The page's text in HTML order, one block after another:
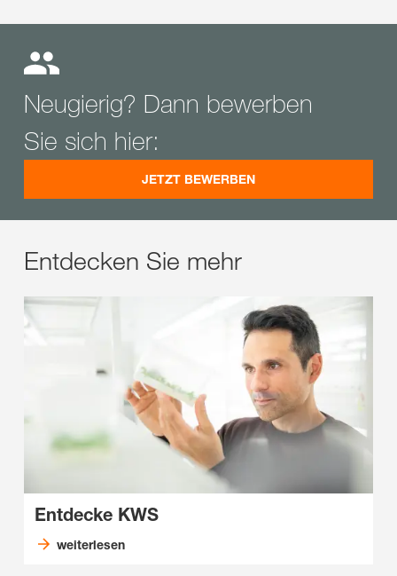
Neugierig? Dann bewerben
Sie sich hier:
JETZT BEWERBEN
Entdecken Sie mehr
Entdecke KWS
weiterlesen